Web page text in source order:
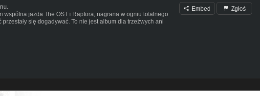
wspólna jazda The OST i Raptora, nagrana w ogniu totalnego
się dogadywać. To nie jest album dla trzeźwych ani
flaszce.
numer to inny film, inna noc, inna energia. Żadnych reguł,
i brudna prawda.
Embed Zgłoś